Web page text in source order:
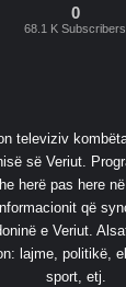
0
68.1 K Subscribers
televiziv
së Veriut.
herë pas here
që
e Veriut.
lajme, politikë,
sport, etj.